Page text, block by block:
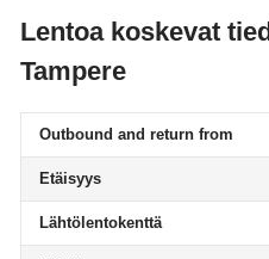
Lentoa koskevat
Tampere
Outbound and return from
Etäisyys
Lähtölentokenttä